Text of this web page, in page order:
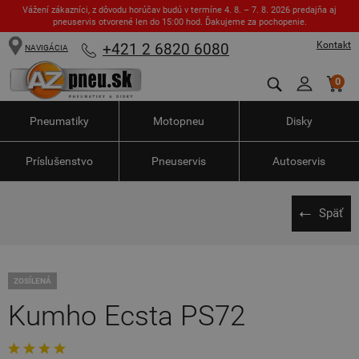
Vážení zákazníci, z dôvodu horúčav budú v termíne 4. 8. – 7. 8. 2026 predajňa aj
pneuservis otvorené len do 15:00 hod. Ďakujeme za pochopenie.
Kontakt
NAVIGÁCIA +421 2 6820 6080
0
Pneumatiky Motopneu Disky
Príslušenstvo Pneuservis Autoservis
Späť
ZOSÍLENÁ
Kumho Ecsta PS72